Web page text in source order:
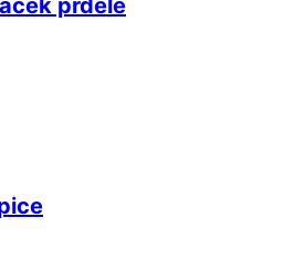
prdele